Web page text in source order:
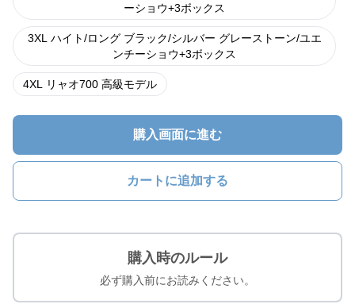
ーショウ+3ボックス
3XL ハイト/ロング ブラック/シルバー グレーストーン/ユエ
ンチーショウ+3ボックス
4XL リャオ700 高級モデル
購入画面に進む
カートに追加する
購入時のルール
必ず購入前にお読みください。